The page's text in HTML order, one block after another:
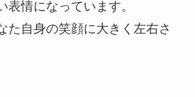
表情になっています。
た自身の笑顔に大きく左右さ